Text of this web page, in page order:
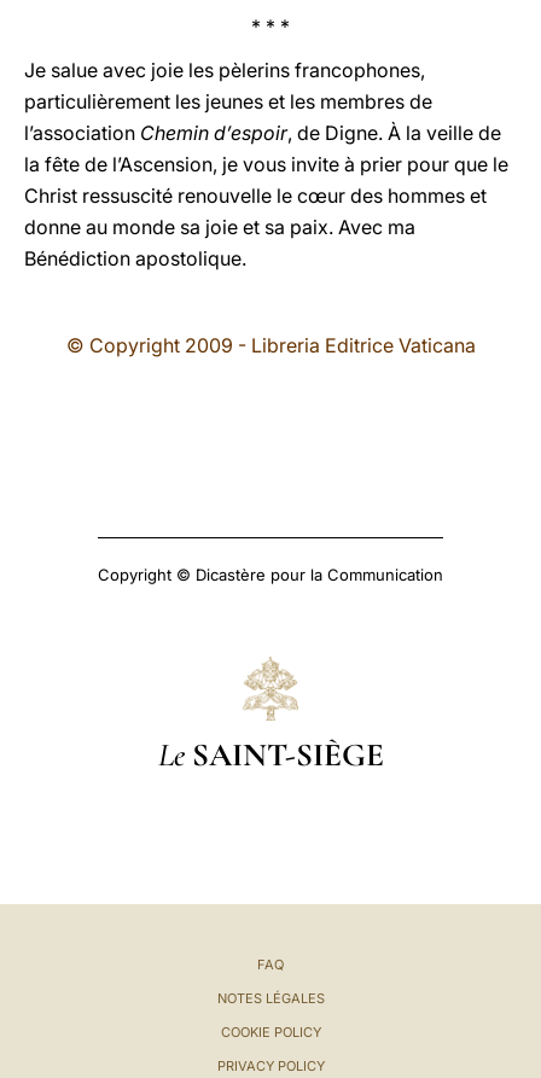
* * *
Je salue avec joie les pèlerins francophones,
particulièrement les jeunes et les membres de
l’association Chemin d’espoir, de Digne. À la veille de
la fête de l’Ascension, je vous invite à prier pour que le
Christ ressuscité renouvelle le cœur des hommes et
donne au monde sa joie et sa paix. Avec ma
Bénédiction apostolique.
© Copyright 2009 - Libreria Editrice Vaticana
Copyright © Dicastère pour la Communication
Le SAINT-SIÈGE
FAQ
NOTES LÉGALES
COOKIE POLICY
PRIVACY POLICY